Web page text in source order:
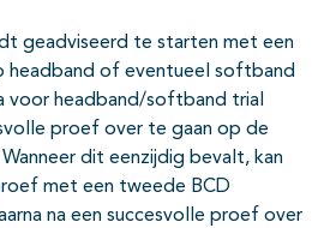
geadviseerd te starten met een
headband of eventueel softband
voor headband/softband trial
proef over te gaan op de
dit eenzijdig bevalt, kan
met een tweede BCD
na een succesvolle proef over